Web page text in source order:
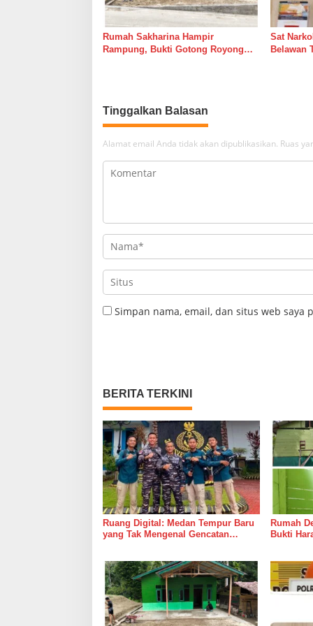
Rumah Sakharina Hampir
Rampung, Bukti Gotong Royong
Sat
Belawan
Tinggalkan Balasan
Alamat email Anda tidak akan dipublikasikan. Ruas
Simpan nama, email, dan situs web
BERITA TERKINI
Ruang Digital: Medan Tempur Baru
yang Tak Mengenal Gencatan
Rumah
Bukti